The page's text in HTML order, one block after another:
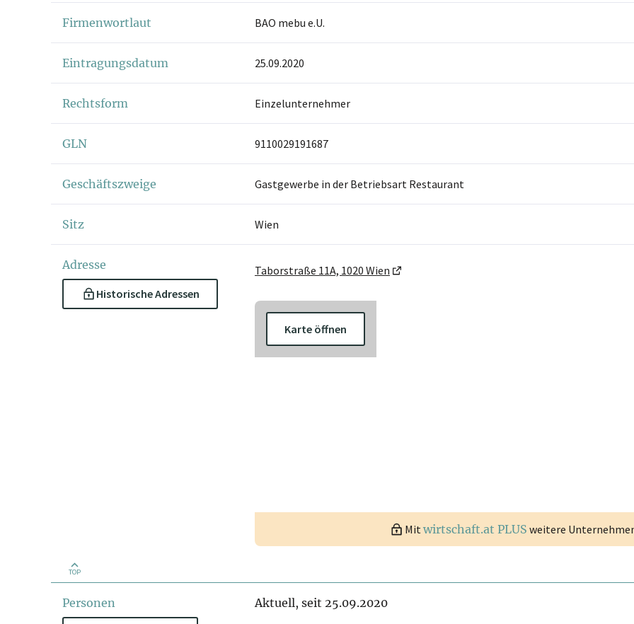
Firmenwortlaut BAO mebu e.U.
Eintragungsdatum 25.09.2020
Rechtsform Einzelunternehmer
GLN 9110029191687
Geschäftszweige Gastgewerbe in der Betriebsart Restaurant
Sitz Wien
Adresse
Historische Adressen
Taborstraße 11A, 1020 Wien
Karte öffnen
Mitwirtschaft.at PLUS weitere
TOP
Personen Aktuell, seit 25.09.2020